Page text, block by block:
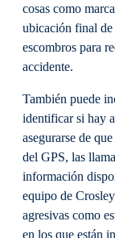
cosas como
ubicación final
escombros para
accidente.
También puede
identificar si hay
asegurarse de
del GPS, las
información
equipo de
agresivas como
en los que están